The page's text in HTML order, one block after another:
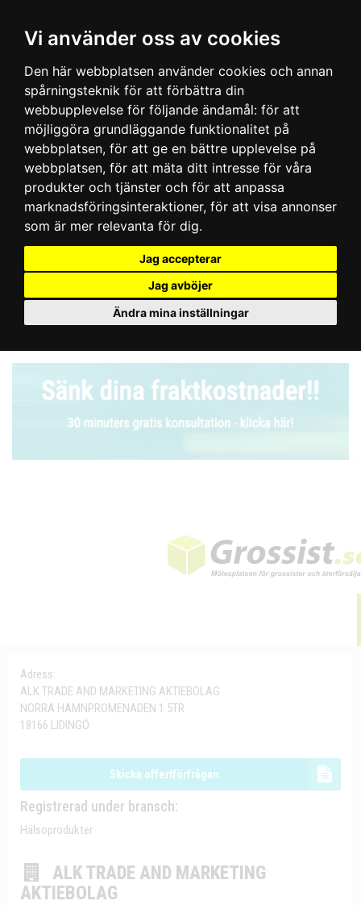
Vi använder oss av cookies
Den här webbplatsen använder cookies och annan
spårningsteknik för att förbättra din
webbupplevelse för följande ändamål: för att
möjliggöra grundläggande funktionalitet på
webbplatsen, för att ge en bättre upplevelse på
webbplatsen, för att mäta ditt intresse för våra
produkter och tjänster och för att anpassa
marknadsföringsinteraktioner, för att visa annonser
som är mer relevanta för dig.
Jag accepterar
Jag avböjer
Ändra mina inställningar
Adress:
ALK TRADE AND MARKETING AKTIEBOLAG
NORRA HAMNPROMENADEN 1 5TR
18166 LIDINGÖ
Skicka offertförfrågan
Registrerad under bransch:
Hälsoprodukter
ALK TRADE AND MARKETING
AKTIEBOLAG